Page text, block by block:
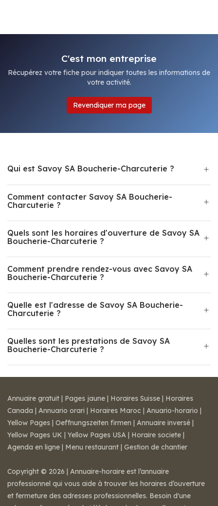
C'est mon entreprise
Récupérez votre fiche pour indiquer toutes les informations de
votre activité.
Revendiquer ma page
Qui est Savoy SA Boucherie-Charcuterie ?
Comment contacter Savoy SA Boucherie-
Charcuterie ?
Quels sont les horaires d'ouverture de Savoy SA
Boucherie-Charcuterie ?
Comment prendre rendez-vous avec Savoy SA
Boucherie-Charcuterie ?
Quelle est l'adresse de Savoy SA Boucherie-
Charcuterie ?
Quelles sont les prestations de Savoy SA
Boucherie-Charcuterie ?
Annuaire gratuit | Pages jaune | Horaires Suisse | Horaires
Canada | Annuario orari | Horaires Maroc | Anuario-horario |
Yellow Pages | Oeffnungszeiten firmen | Annuaire inversé |
Yellow Pages UK | Yellow Pages USA | Horaire societe |
Agenda en ligne | Menu restaurant | Gestion de chantier
Copyright © 2026 | Annuaire-horaire est l’annuaire
professionnel qui vous aide à trouver les horaires d’ouverture
et fermeture des adresses professionnelles. Besoin d'une